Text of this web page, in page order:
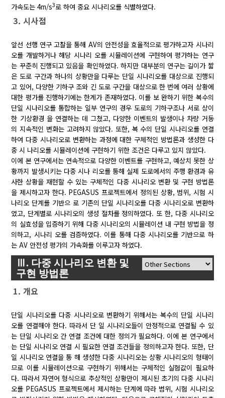
가속도는 4m/s3로 하여 중요 시나리오를 식별하였다.
3. 시사점
앞선 선행 연구 고찰을 통해 AV의 안전성을 효율적으로 평가하고자 시나리
오를 개발하거나 해당 시나리 오를 시뮬레이션에 구현하여 평가하는 연구
는 꾸준히 진행되고 있음을 확인하였다. 하지만 대부분의 연구는 길이가 짧
은 도로 구간과 하나의 상황만을 다루는 단일 시나리오를 대상으로 진행되
고 있어, 다양한 기하구 조와 긴 도로 구간을 대상으로 한 번에 여러 상황에
대한 평가를 진행하기에는 한계가 존재하였다. 이를 보 완하기 위한 복수의
단일 시나리오를 통합하는 일부 연구의 경우 도로의 기하구조나 서로 상이
한 기상환경 을 연결하는 데 그쳤고, 다양한 이벤트의 발생이나 차량 거동
의 지속적인 변화는 고려하지 않았다. 또한, 복 수의 단일 시나리오를 연결
하여 다중 시나리오로 변환하는 과정에 대한 구체적인 방법론과 생성한 다
중 시 나리오를 시뮬레이션에 구현하기 위한 조건은 다루고 있지 않았다.
이에 본 연구에서는 연속적으로 다양한 이벤트를 구현하고, 예상치 못한 상
황까지 발생시키는 다중 시나 리오를 통해 실제 도로에서의 주행 환경과 유
사한 상황을 재현할 수 있는 구체적인 다중 시나리오 변환 및 구현 방법론
을 제시하고자 한다. PEGASUS 프로젝트에서 정의된 상황, 범위, 시험 시
나리오 단계를 기반으 로 기존의 단일 시나리오를 다중 시나리오로 변환하
였고, 단계별로 시나리오의 생성 절차를 정의하였다. 또 한, 다중 시나리오
의 실효성을 입증하기 위해 다중 시나리오의 시뮬레이션 내 구현 방법을 정
의하고, 시나리 오를 검증하였다. 이를 통해 다중 시나리오를 기반으로 하
는 AV 안전성 평가의 가속화를 이루고자 하였다.
Ⅲ. 다중 시나리오 변환 및
구현 방법론
1. 개요
단일 시나리오를 다중 시나리오로 변환하기 위해서는 복수의 단일 시나리
오를 연결해야 한다. 따라서 단 일 시나리오들이 안정적으로 연결될 수 있
는 단일 시나리오 간 연결 조건에 대한 정의가 필요하다. 이에 본 연구에서
는 단일 시나리오 연결 시 필요한 연결 조건들을 정의하고자 한다. 또한, 단
일 시나리오 연결을 통 해 생성한 다중 시나리오는 상황 시나리오의 형태이
므로 이를 시뮬레이션으로 구현하기 위해서는 구체적인 실험값이 필요하
다. 따라서 자연어 형식으로 추상적인 상황만이 제시된 초기의 다중 시나리
오를 PEGASUS 프로젝트에서 제시하는 단계에 따라 범위, 시험 시나리오